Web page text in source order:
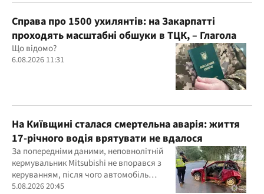
Справа про 1500 ухилянтів: на Закарпатті
проходять масштабні обшуки в ТЦК, – Глагола
Що відомо?
6.08.2026 11:31
На Київщині сталася смертельна аварія: життя
17-річного водія врятувати не вдалося
За попередніми даними, неповнолітній
кермувальник Mitsubishi не впорався з
керуванням, після чого автомобіль
врізався у дерево
5.08.2026 20:45